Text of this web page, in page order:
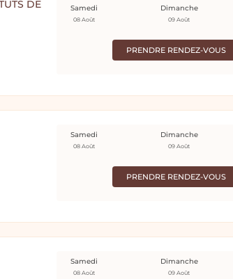
DE
PRENDRE RENDEZ-VOUS
Samedi
08 Août
Dimanche
09 Août
PRENDRE RENDEZ-VOUS
Samedi
08 Août
Dimanche
09 Août
Samedi
08 Août
Dimanche
09 Août